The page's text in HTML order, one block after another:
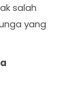
salah
yang